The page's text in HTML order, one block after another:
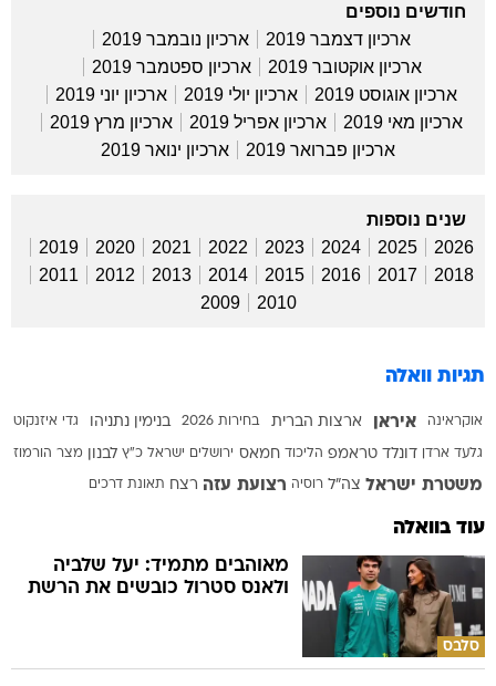
חודשים נוספים
ארכיון דצמבר 2019
ארכיון נובמבר 2019
ארכיון אוקטובר 2019
ארכיון ספטמבר 2019
ארכיון אוגוסט 2019
ארכיון יולי 2019
ארכיון יוני 2019
ארכיון מאי 2019
ארכיון אפריל 2019
ארכיון מרץ 2019
ארכיון פברואר 2019
ארכיון ינואר 2019
שנים נוספות
2026
2025
2024
2023
2022
2021
2020
2019
2018
2017
2016
2015
2014
2013
2012
2011
2010
2009
תגיות וואלה
אוקראינה איראן ארצות הברית בחירות 2026 בנימין נתניהו גדי איזנקוט
גלעד ארדן דונלד טראמפ הליכוד חמאס ירושלים ישראל כ"ץ לבנון מצר הורמוז
משטרת ישראל צה"ל רוסיה רצועת עזה רצח תאונת דרכים
עוד בוואלה
סלבס
מאוהבים מתמיד: יעל שלביה
ולאנס סטרול כובשים את הרשת